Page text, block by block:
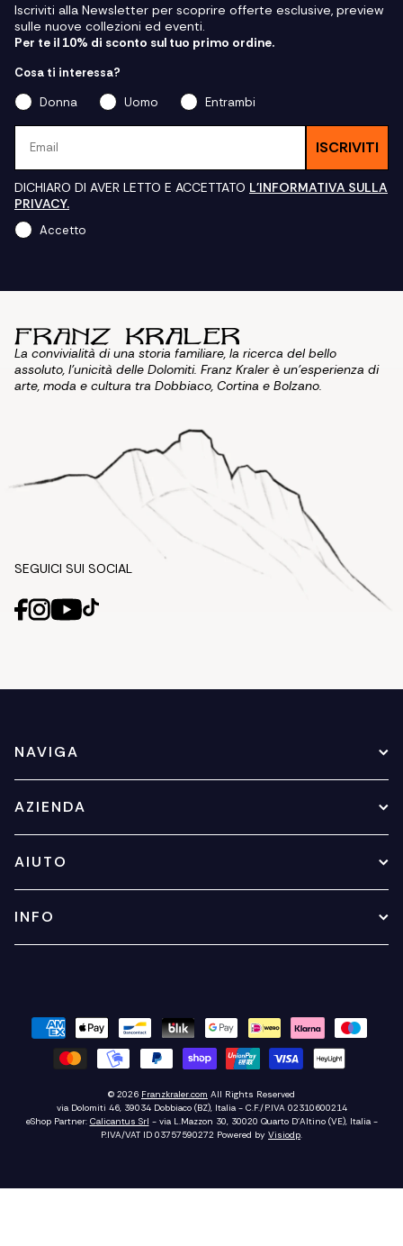
Iscriviti alla Newsletter per scoprire offerte esclusive, preview
sulle nuove collezioni ed eventi.
Per te il 10% di sconto sul tuo primo ordine.
Cosa ti interessa?
Donna
Uomo
Entrambi
ISCRIVITI
DICHIARO DI AVER LETTO E ACCETTATO L'INFORMATIVA SULLA
PRIVACY.
Accetto
La convivialità di una storia familiare, la ricerca del bello
assoluto, l'unicità delle Dolomiti. Franz Kraler è un'esperienza di
arte, moda e cultura tra Dobbiaco, Cortina e Bolzano.
SEGUICI SUI SOCIAL
NAVIGA
AZIENDA
AIUTO
INFO
© 2026 Franzkraler.com All Rights Reserved
via Dolomiti 46, 39034 Dobbiaco (BZ), Italia - C.F./P.IVA 02310600214
eShop Partner: Calicantus Srl - via L.Mazzon 30, 30020 Quarto D'Altino (VE), Italia -
P.IVA/VAT ID 03757590272 Powered by Visiodp.